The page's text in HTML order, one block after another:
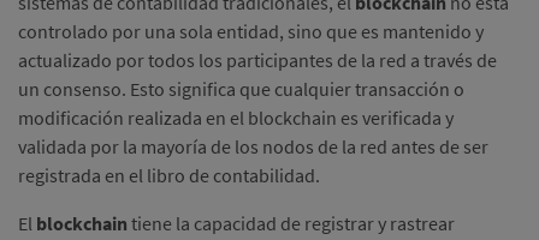
controlado por una sola entidad, sino que es mantenido y
actualizado por todos los participantes de la red a través de
un consenso. Esto significa que cualquier transacción o
modificación realizada en el blockchain es verificada y
validada por la mayoría de los nodos de la red antes de ser
registrada en el libro de contabilidad.
El blockchain tiene la capacidad de registrar y rastrear